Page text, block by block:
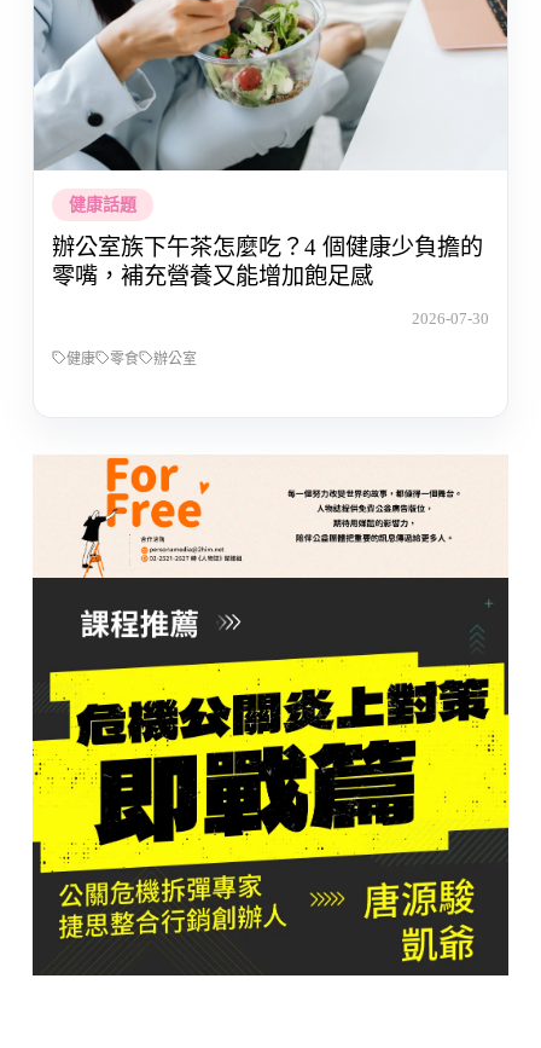
健康話題
辦公室族下午茶怎麼吃？4 個健康少負擔的
零嘴，補充營養又能增加飽足感
2026-07-30
健康 零食 辦公室